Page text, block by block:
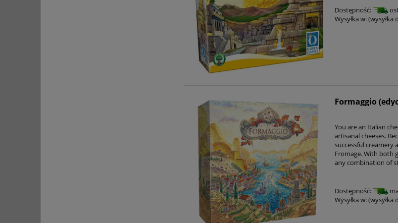
Dostępność:
Wysyłka w:(wysyłka
Formaggio
You are an Italian
artisanal cheeses.
successful creamery
Fromage. With both
any combination of
Dostępność:
Wysyłka w:(wysyłka